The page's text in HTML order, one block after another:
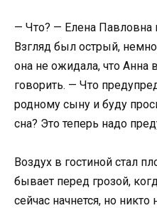
— Что? — Елена Павловна
Взгляд был острый,
она не ожидала, что Анна
говорить. — Что
родному сыну и буду
сна? Это теперь надо
Воздух в гостиной стал
бывает перед грозой,
сейчас начнется, но